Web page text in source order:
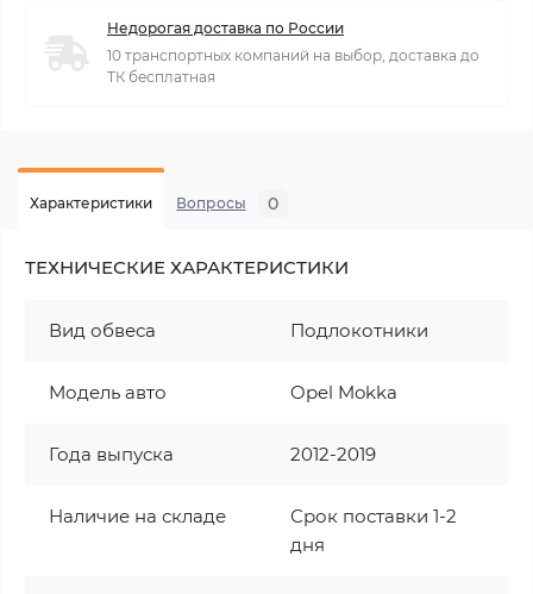
Недорогая доставка по России
10 транспортных компаний на выбор, доставка до
ТК бесплатная
Характеристики Вопросы 0
ТЕХНИЧЕСКИЕ ХАРАКТЕРИСТИКИ
Вид обвеса Подлокотники
Модель авто Opel Mokka
Года выпуска 2012-2019
Наличие на складе
Срок поставки 1-2
дня